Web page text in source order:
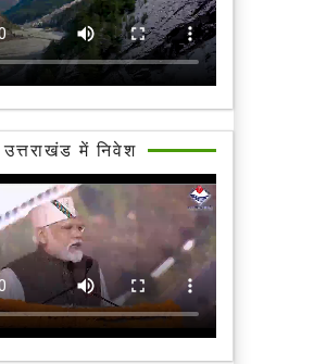
उत्तराखंड में निवेश